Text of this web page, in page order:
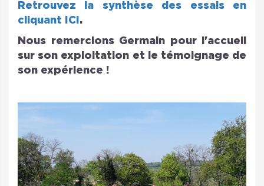
Retrouvez la synthèse des essais en
cliquant ICI .
Nous remercions Germain pour l'accueil
sur son exploitation et le témoignage de
son expérience !